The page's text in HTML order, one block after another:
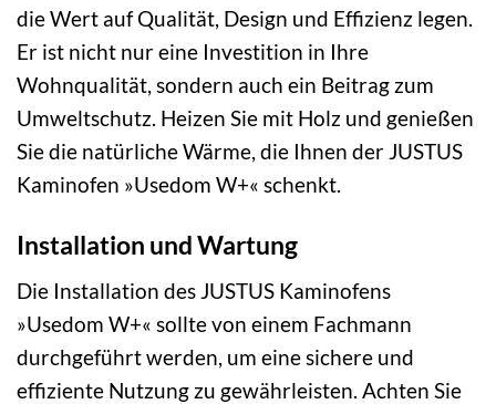
die Wert auf Qualität, Design und Effizienz legen.
Er ist nicht nur eine Investition in Ihre
Wohnqualität, sondern auch ein Beitrag zum
Umweltschutz. Heizen Sie mit Holz und genießen
Sie die natürliche Wärme, die Ihnen der JUSTUS
Kaminofen »Usedom W+« schenkt.
Installation und Wartung
Die Installation des JUSTUS Kaminofens
»Usedom W+« sollte von einem Fachmann
durchgeführt werden, um eine sichere und
effiziente Nutzung zu gewährleisten. Achten Sie